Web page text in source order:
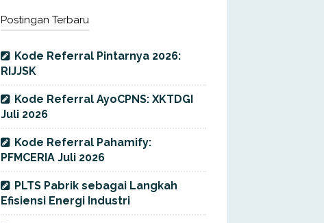
Postingan Terbaru
Kode Referral Pintarnya 2026:
RIJJSK
Kode Referral AyoCPNS: XKTDGI
Juli 2026
Kode Referral Pahamify:
PFMCERIA Juli 2026
PLTS Pabrik sebagai Langkah
Efisiensi Energi Industri